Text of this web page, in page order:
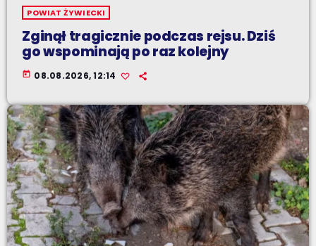
POWIAT ŻYWIECKI
Zginął tragicznie podczas rejsu. Dziś
go wspominają po raz kolejny
today 08.08.2026, 12:14